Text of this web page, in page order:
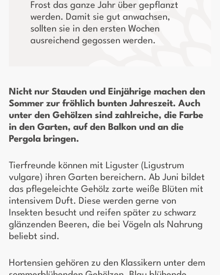
Frost das ganze Jahr über gepflanzt
werden. Damit sie gut anwachsen,
sollten sie in den ersten Wochen
ausreichend gegossen werden.
Nicht nur Stauden und Einjährige machen den
Sommer zur fröhlich bunten Jahreszeit. Auch
unter den Gehölzen sind zahlreiche, die Farbe
in den Garten, auf den Balkon und an die
Pergola bringen.
Tierfreunde können mit Liguster (Ligustrum
vulgare) ihren Garten bereichern. Ab Juni bildet
das pflegeleichte Gehölz zarte weiße Blüten mit
intensivem Duft. Diese werden gerne von
Insekten besucht und reifen später zu schwarz
glänzenden Beeren, die bei Vögeln als Nahrung
beliebt sind.
Hortensien gehören zu den Klassikern unter dem